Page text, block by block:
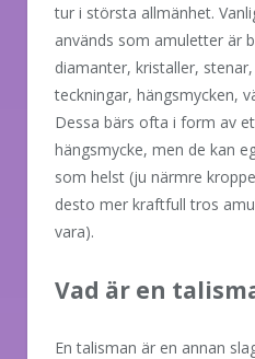
tur i största allmänhet.
används som amuletter är
diamanter, kristaller,
teckningar, hängsmycken,
Dessa bärs ofta i form av
hängsmycke, men de kan
som helst (ju närmre
desto mer kraftfull tros
vara).
Vad är en
En talisman är en annan